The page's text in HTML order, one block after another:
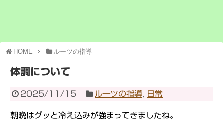
HOME ルーツの指導
体調について
2025/11/15 ルーツの指導 日常
朝晩はグッと冷え込みが強まってきましたね。